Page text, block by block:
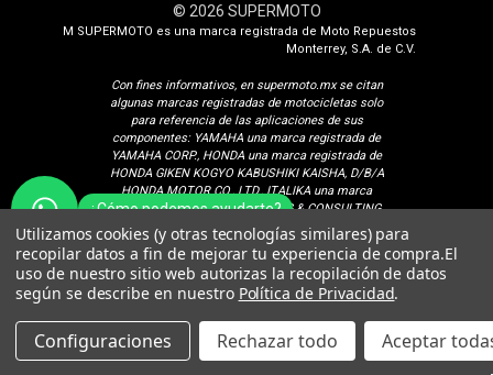
¿Cómo podemos ayudarte?
© 2026 SUPERMOTO
M SUPERMOTO es una marca registrada de Moto Repuestos
Monterrey, S.A. de C.V.
Con fines informativos, en supermoto.mx se citan
algunas marcas registradas de motocicletas solo
para referencia de las aplicaciones de sus
componentes: YAMAHA una marca registrada de
YAMAHA CORP., HONDA una marca registrada de
HONDA GIKEN KOGYO KABUSHIKI KAISHA, D/B/A
HONDA MOTOR CO., LTD., ITALIKA una marca
registrada de ELEKTRA TRADING & CONSULTING
GROUP, S.A. DE C.V., SUZUKI una marca registrada
de SUZUKI MOTOR CORPORATION, VENTO una
marca registrada de Isaac Calderon Birch, KURAZAI
una marca registrada de Grupo Famsa S.A.B. de C.V.,
DINAMO una marca registrada de CONSORCIO
de Veloci Motors S.A. de C.V. BAJAJ una marca
registrada de BAJAJ AUTO LIMITED, TVS una marca
Utilizamos cookies (y otras tecnologías similares) para
recopilar datos a fin de mejorar tu experiencia de compra.El
uso de nuestro sitio web autorizas la recopilación de datos
según se describe en nuestro Política de Privacidad.
Configuraciones Rechazar todo Aceptar